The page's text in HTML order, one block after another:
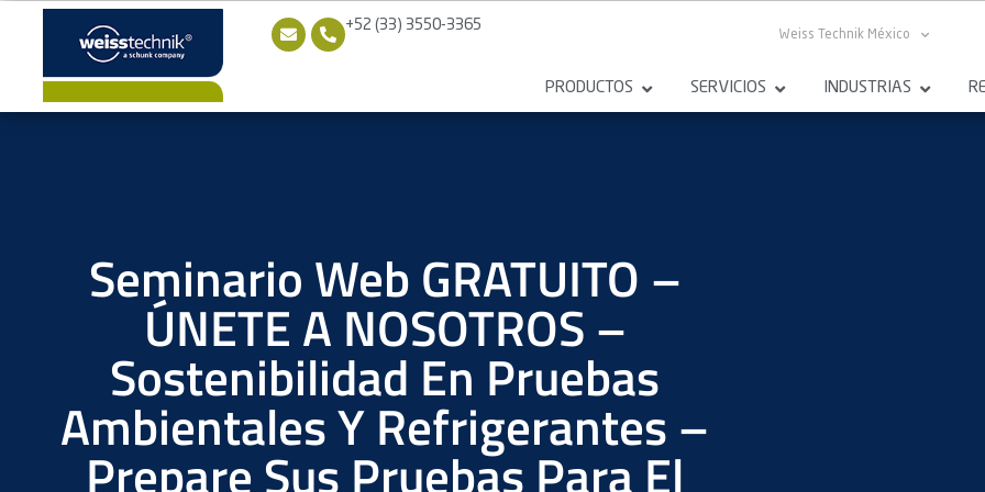
+52 (33) 3550-3365
Weiss Technik México
PRODUCTOS SERVICIOS INDUSTRIAS
Seminario Web GRATUITO –
ÚNETE A NOSOTROS –
Sostenibilidad En Pruebas
Ambientales Y Refrigerantes –
Prepare Sus Pruebas Para El